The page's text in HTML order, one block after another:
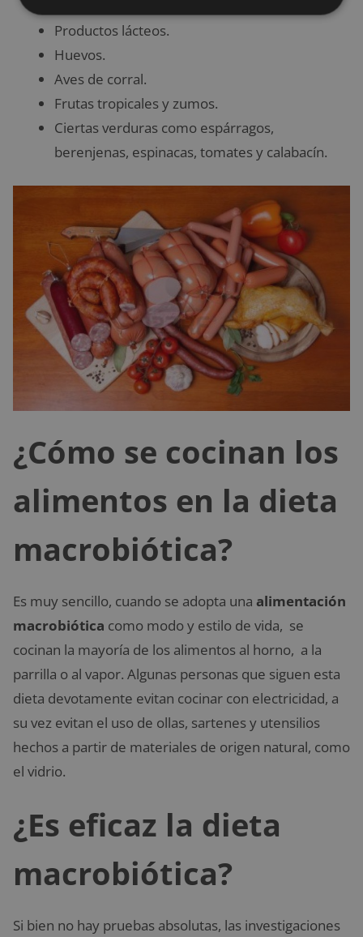
Productos lácteos.
Huevos.
Aves de corral.
Frutas tropicales y zumos.
Ciertas verduras como espárragos,
berenjenas, espinacas, tomates y calabacín.
¿Cómo se cocinan los
alimentos en la dieta
macrobiótica?
Es muy sencillo, cuando se adopta una alimentación
macrobiótica como modo y estilo de vida, se
cocinan la mayoría de los alimentos al horno, a la
parrilla o al vapor. Algunas personas que siguen esta
dieta devotamente evitan cocinar con electricidad, a
su vez evitan el uso de ollas, sartenes y utensilios
hechos a partir de materiales de origen natural, como
el vidrio.
¿Es eficaz la dieta
macrobiótica?
Si bien no hay pruebas absolutas, las investigaciones